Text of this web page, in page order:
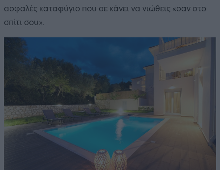
ασφαλές καταφύγιο που σε κάνει να νιώθεις «σαν στο
σπίτι σου».